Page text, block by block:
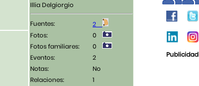
Illia Delgiorgio
Fuentes:
2
Fotos:
0
Fotos familiares:
0
Eventos:
2
Notas:
No
Relaciones:
1
Publicidad